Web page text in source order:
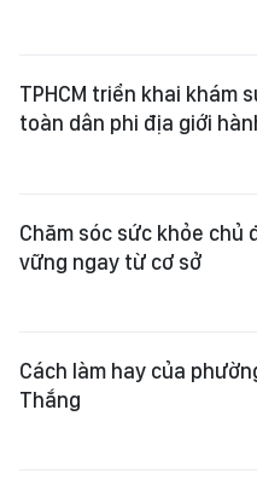
TPHCM triển khai khám
toàn dân phi địa giới
Chăm sóc sức khỏe chủ
vững ngay từ cơ sở
Cách làm hay của
Thắng